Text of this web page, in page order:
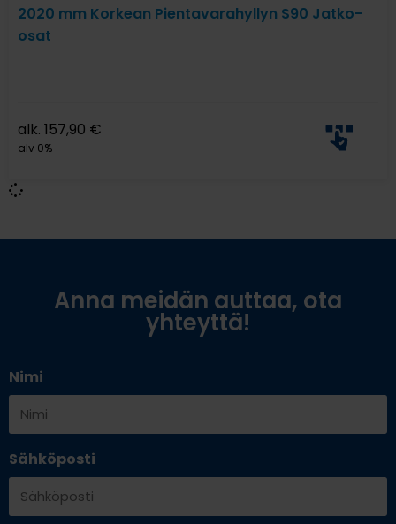
2020 mm Korkean Pientavarahyllyn S90 Jatko-
osat
alk. 157,90 €
alv 0%
Anna meidän auttaa, ota
yhteyttä!
Nimi
Sähköposti